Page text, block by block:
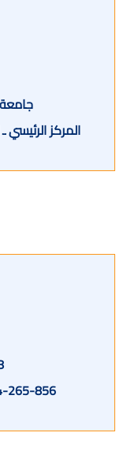
جامعة
المركز
967+ / 04-258-160 967+